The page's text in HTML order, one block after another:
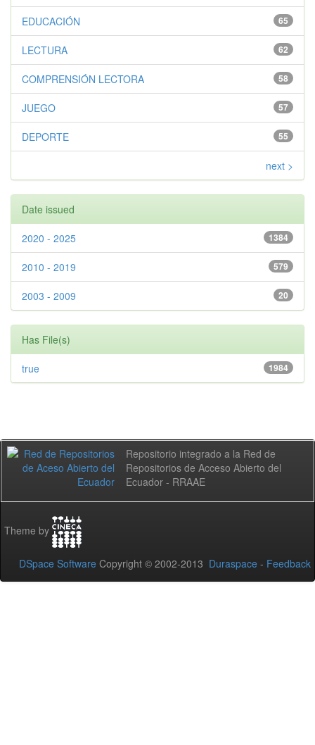
65
EDUCACIÓN
62
LECTURA
58
COMPRENSIÓN LECTORA
57
JUEGO
55
DEPORTE
next >
Date issued
1384
2020 - 2025
579
2010 - 2019
20
2003 - 2009
Has File(s)
1984
true
Repositorio integrado a la Red de
Repositorios de Acceso Abierto del
Ecuador - RRAAE
Theme by
DSpace Software Copyright © 2002-2013 Duraspace - Feedback